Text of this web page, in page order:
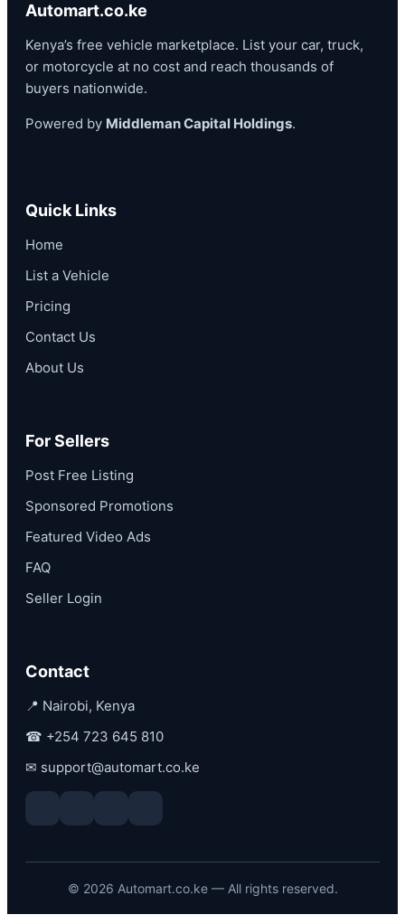
Automart.co.ke
Kenya’s free vehicle marketplace. List your car, truck,
or motorcycle at no cost and reach thousands of
buyers nationwide.
Powered by Middleman Capital Holdings.
Quick Links
Home
List a Vehicle
Pricing
Contact Us
About Us
For Sellers
Post Free Listing
Sponsored Promotions
Featured Video Ads
FAQ
Seller Login
Contact
📍 Nairobi, Kenya
☎ +254 723 645 810
✉ support@automart.co.ke
© 2026 Automart.co.ke — All rights reserved.